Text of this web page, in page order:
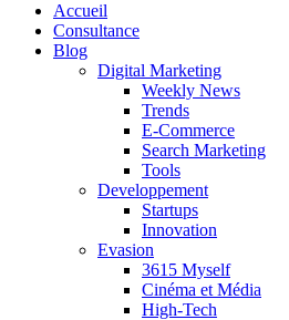
Accueil
Consultance
Blog
Digital Marketing
Weekly News
Trends
E-Commerce
Search Marketing
Tools
Developpement
Startups
Innovation
Evasion
3615 Myself
Cinéma et Média
High-Tech